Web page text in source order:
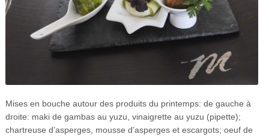
Mises en bouche autour des produits du printemps: de gauche à
droite: maki de gambas au yuzu, vinaigrette au yuzu (pipette);
chartreuse d’asperges, mousse d’asperges et escargots; oeuf de